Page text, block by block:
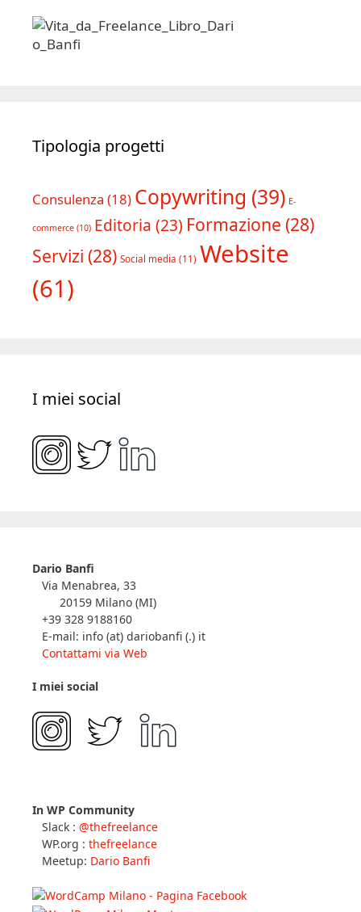
Tipologia progetti
Consulenza (18) Copywriting (39) E-
commerce (10) Editoria (23) Formazione (28)
Servizi (28) Social media (11) Website
(61)
I miei social
Dario Banfi
Via Menabrea, 33
20159 Milano (MI)
+39 328 9188160
E-mail: info (at) dariobanfi (.) it
Contattami via Web
I miei social
In WP Community
Slack : @thefreelance
WP.org : thefreelance
Meetup: Dario Banfi